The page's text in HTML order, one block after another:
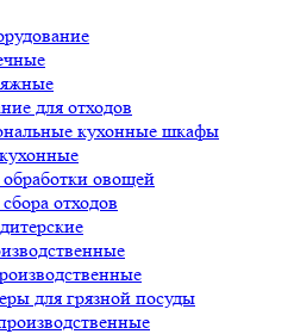
для отходов
кухонные шкафы
овощей
отходов
для грязной посуды